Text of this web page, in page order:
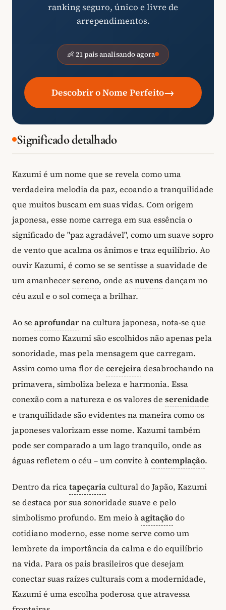
ranking seguro, único e livre de
arrependimentos.
👶 21 pais analisando agora
Descobrir o Nome Perfeito→
Significado detalhado
Kazumi é um nome que se revela como uma
verdadeira melodia da paz, ecoando a tranquilidade
que muitos buscam em suas vidas. Com origem
japonesa, esse nome carrega em sua essência o
significado de "paz agradável", como um suave sopro
de vento que acalma os ânimos e traz equilíbrio. Ao
ouvir Kazumi, é como se se sentisse a suavidade de
um amanhecersereno, onde asnuvens dançam no
céu azul e o sol começa a brilhar.
Ao se aprofundarna cultura japonesa, nota-se que
nomes como Kazumi são escolhidos não apenas pela
sonoridade, mas pela mensagem que carregam.
Assim como uma flor de cerejeiradesabrochando na
primavera, simboliza beleza e harmonia. Essa
conexão com a natureza e os valores de serenidade
e tranquilidade são evidentes na maneira como os
japoneses valorizam esse nome. Kazumi também
pode ser comparado a um lago tranquilo, onde as
águas refletem o céu – um convite àcontemplação.
Dentro da ricatapeçariacultural do Japão, Kazumi
se destaca por sua sonoridade suave e pelo
simbolismo profundo. Em meio àagitaçãodo
cotidiano moderno, esse nome serve como um
lembrete da importância da calma e do equilíbrio
na vida. Para os pais brasileiros que desejam
conectar suas raízes culturais com a modernidade,
Kazumi é uma escolha poderosa que atravessa